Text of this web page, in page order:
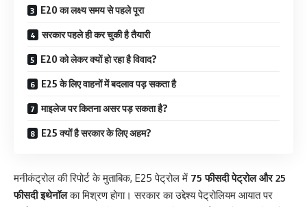
E20 का लक्ष्य समय से पहले पूरा
सरकार पहले ही कर चुकी है तैयारी
E20 को लेकर क्यों हो रहा है विवाद?
E25 के लिए वाहनों में बदलाव पड़ सकता है
माइलेज पर कितना असर पड़ सकता है?
E25 क्यों है सरकार के लिए अहम?
मनीकंट्रोल की रिपोर्ट के मुताबिक, E25 पेट्रोल में 75 फीसदी पेट्रोल और 25
फीसदी इथेनॉलका मिश्रण होगा। सरकार का उद्देश्य पेट्रोलियम आयात पर